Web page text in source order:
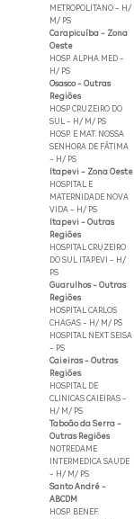
METROPOLITANO - H/
M/ PS
Carapicuíba - Zona
Oeste
HOSP. ALPHA MED -
H/ PS
Osasco - Outras
Regiões
HOSP CRUZEIRO DO
SUL - H/ M/ PS
HOSP. E MAT. NOSSA
SENHORA DE FÁTIMA
- H/ PS
Itapevi - Zona Oeste
HOSPITAL E
MATERNIDADE NOVA
VIDA - H/ PS
Itapevi - Outras
Regiões
HOSPITAL CRUZEIRO
DO SUL ITAPEVI - H/
PS
Guarulhos - Outras
Regiões
HOSPITAL CARLOS
CHAGAS - H/ M/ PS
HOSPITAL NEXT SEISA
- PS
Caieiras - Outras
Regiões
HOSPITAL DE
CLINICAS CAIEIRAS -
H/ M/ PS
Taboão da Serra -
Outras Regiões
NOTREDAME
INTERMEDICA SAUDE
- H/ M/ PS
Santo André -
ABCDM
HOSP. BENEF.